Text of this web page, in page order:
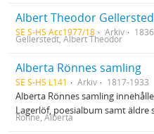
SE S-HS Acc1977/18 Arkiv
Gellerstedt, Albert Theodor
Alberta Rönnes samling
SE S-HS L141 Arkiv 1817-1933
Alberta Rönnes samling
Lagerlöf, poesialbum samt
Rönne, Alberta